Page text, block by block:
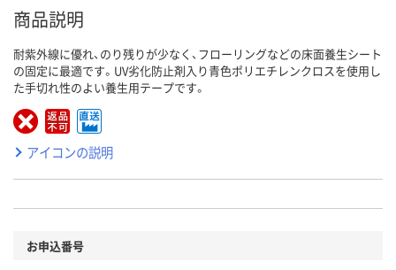
商品説明
耐紫外線に優れ、のり残りが少なく、フローリングなどの床面養生シート
の固定に最適です。UV劣化防止剤入り青色ポリエチレンクロスを使用し
た手切れ性のよい養生用テープです。
アイコンの説明
お申込番号